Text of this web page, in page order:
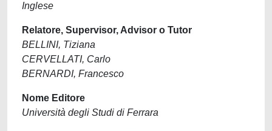
Inglese
Relatore, Supervisor, Advisor o Tutor
BELLINI, Tiziana
CERVELLATI, Carlo
BERNARDI, Francesco
Nome Editore
Università degli Studi di Ferrara